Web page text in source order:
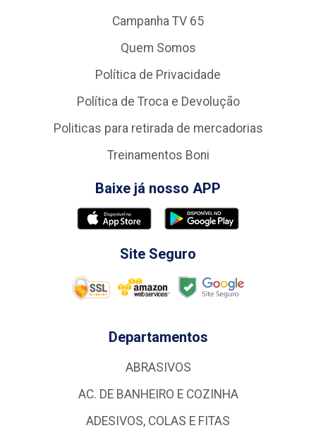
Campanha TV 65
Quem Somos
Política de Privacidade
Política de Troca e Devolução
Politicas para retirada de mercadorias
Treinamentos Boni
Baixe já nosso APP
Site Seguro
Departamentos
ABRASIVOS
AC. DE BANHEIRO E COZINHA
ADESIVOS, COLAS E FITAS